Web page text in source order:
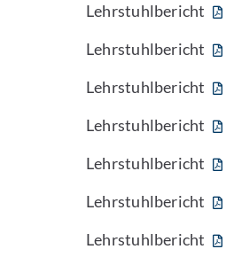
Lehrstuhlbericht
Lehrstuhlbericht
Lehrstuhlbericht
Lehrstuhlbericht
Lehrstuhlbericht
Lehrstuhlbericht
Lehrstuhlbericht